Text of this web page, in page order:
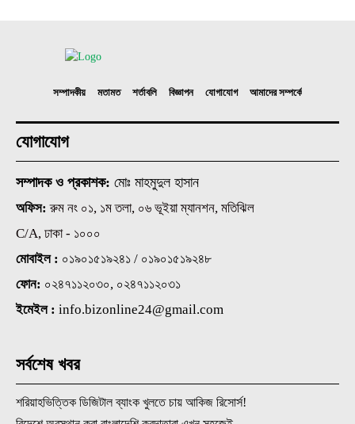
সম্পাদকীয় মতামত শর্তাবলি বিজ্ঞাপন যোগাযোগ আমাদের সম্পর্কে
যোগাযোগ
সম্পাদক ও প্রকাশক: মোঃ মাহমুদুল হাসান
অফিস:রুম নং ০১, ১ম তলা, ০৬ ভূইয়া ম্যানশন, মতিঝিল
C/A, ঢাকা - ১০০০
মোবাইল : ০১৯০১৫১৯২৪১ / ০১৯০১৫১৯২৪৮
ফোন: ০২৪৭১১২০৩০, ০২৪৭১১২০৩১
ইমেইল : info.bizonline24@gmail.com
সর্বশেষ খবর
শরিয়াহভিত্তিক ডিজিটাল ব্যাংক খুলতে চায় আকিজ রিসোর্স!